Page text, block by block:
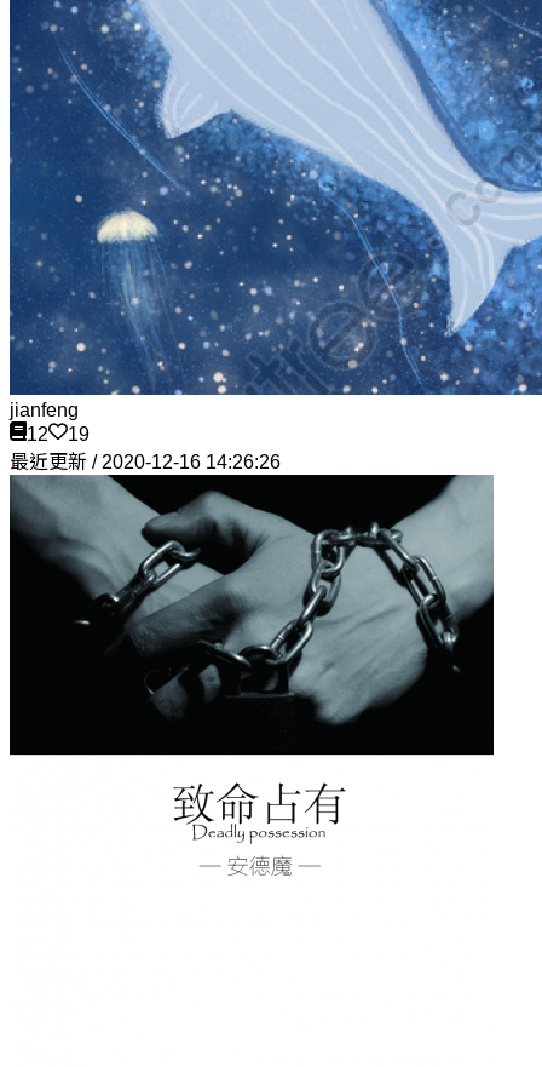
jianfeng
12
19
最近更新 / 2020-12-16 14:26:26